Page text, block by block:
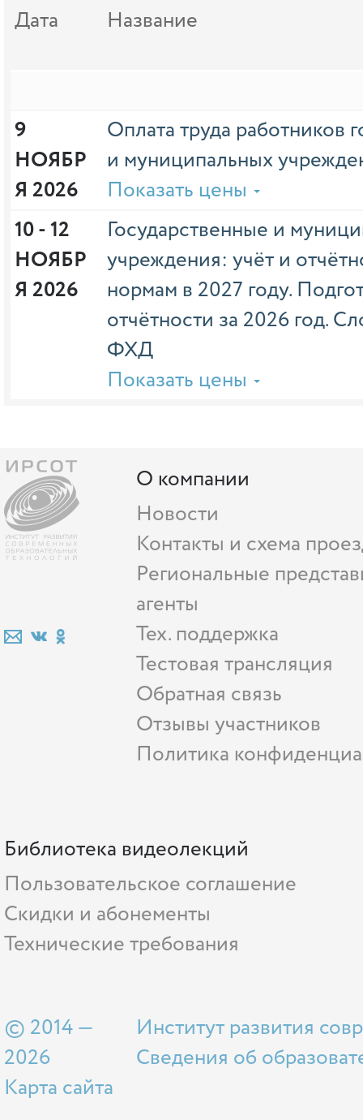
Дата Название
9
НОЯБР
Я 2026
Оплата труда работников
и муниципальных
Показать цены
10 - 12
НОЯБР
Я 2026
Государственные и
учреждения: учёт и
нормам в 2027 году.
отчётности за 2026 год.
ФХД
Показать цены
О компании
Новости
Контакты и схема
Региональные
агенты
Тех. поддержка
Тестовая трансляция
Обратная связь
Отзывы участников
Политика
Библиотека видеолекций
Пользовательское соглашение
Скидки и абонементы
Технические требования
© 2014 —
2026
Карта сайта
Институт развития
Сведения об